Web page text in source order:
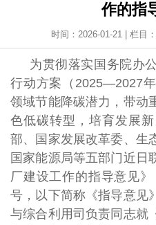
作的指
时间：2026-01-21 | 栏目：
为贯彻落实国务院办
行动方案（2025—2027
领域节能降碳潜力，带动
色低碳转型，培育发展
部、国家发展改革委、生
国家能源局等五部门近日
厂建设工作的指导意见
号，以下简称《指导意见
与综合利用司负责同志就